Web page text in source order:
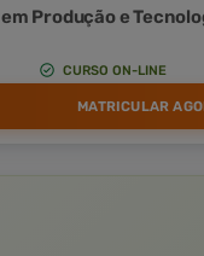
Produção e
CURSO ON-LINE
MATRICULAR